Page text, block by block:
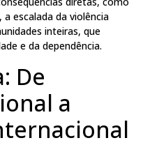
escalada da violência
inteiras, que
e da dependência.
De
a